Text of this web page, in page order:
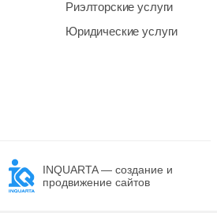
Риэлторские услуги
Юридические услуги
INQUARTA — создание и
продвижение сайтов